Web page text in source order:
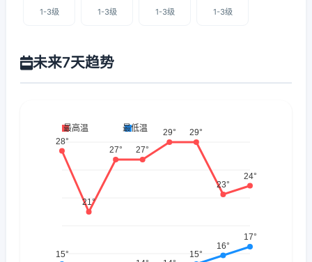
1-3级 1-3级 1-3级 1-3级
未来7天趋势